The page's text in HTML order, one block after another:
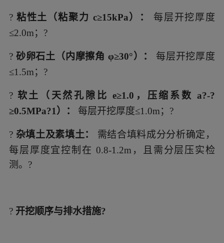
? 粘性土（粘聚力 c≥15kPa）： 每层开挖厚度
≤2.0m；?
? 砂卵石土（内摩擦角 φ≥30°）： 每层开挖厚度
≤1.5m；?
? 软土（天然孔隙比 e≥1.0，压缩系数 a?-?
≥0.5MPa?1）： 每层开挖厚度≤1.0m；?
? 杂填土及素填土： 需结合填料成分分析确定，
每层厚度宜控制在 0.8-1.2m，且需分层压实检
测。?
? 开挖顺序与排水措施?